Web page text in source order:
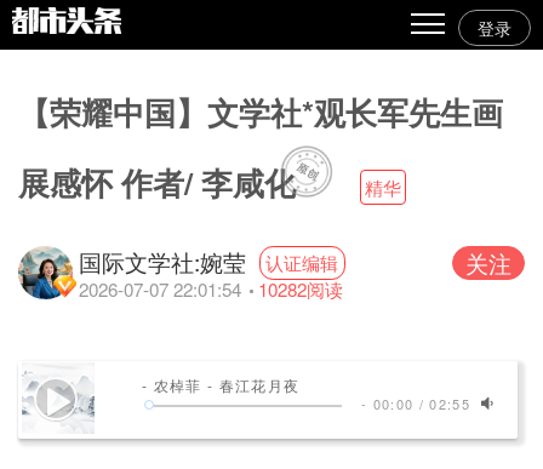
登录
原创
精华
视频
【荣耀中国】文学社*观长军先生画
展感怀 作者/ 李咸化
精华
国际文学社:婉莹
认证编辑
2026-07-07 22:01:54
10282阅读
关注
- 农棹菲 - 春江花月夜
- 00:00 /02:55